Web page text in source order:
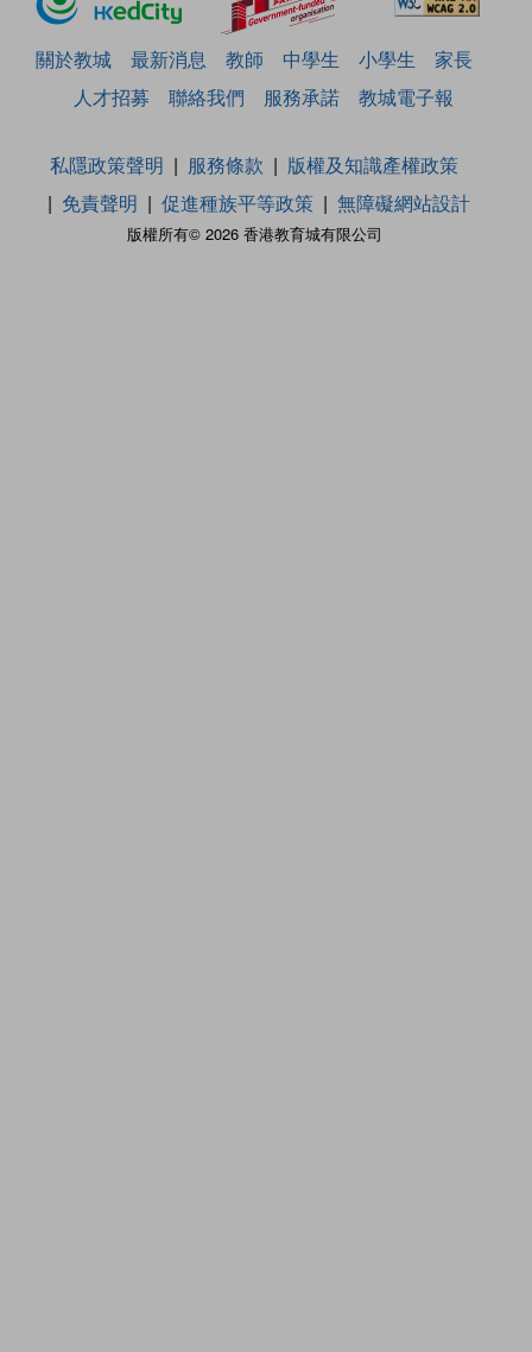
關於教城 最新消息 教師 中學生 小學生
家長
人才招募
聯絡我們 服務承諾 教城電子報
版權所有© 2026 香港教育城有限公司
私隱政策聲明 服務條款
版權及知識產權政策
免責聲明
促進種族平等政策 無障礙網站設計